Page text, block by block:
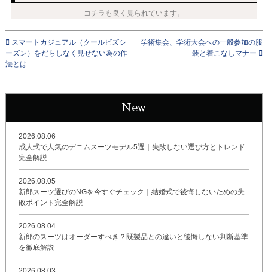
コチラも良く見られています。
スマートカジュアル（クールビズシ
ーズン）をだらしなく見せない為の作
法とは
学術集会、学術大会への一般参加の服
装と着こなしマナー
New
2026.08.06
成人式で人気のデニムスーツモデル5選｜失敗しない選び方とトレンド
完全解説
2026.08.05
新郎スーツ選びのNGを今すぐチェック｜結婚式で後悔しないための失
敗ポイント完全解説
2026.08.04
新郎のスーツはオーダーすべき？既製品との違いと後悔しない判断基準
を徹底解説